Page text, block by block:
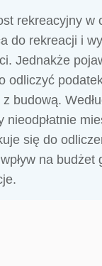
rekreacyjny w
do rekreacji i
Jednakże
odliczyć
budową.
nieodpłatnie
się do
na budżet